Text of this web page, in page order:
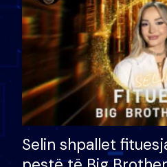
Selin shpallet